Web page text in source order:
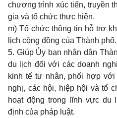
chương trình xúc tiến, truyền
gia và tổ chức thực hiện.
m) Tổ chức thông tin hỗ trợ
lịch cộng đồng của Thành phố.
5. Giúp Ủy ban nhân dân
du lịch đối với các doanh
kinh tế tư nhân, phối hợp
nghị, các hội, hiệp hội và tổ
hoạt động trong lĩnh vực du
định của pháp luật.